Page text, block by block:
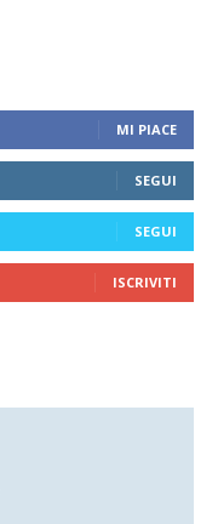
MI PIACE
SEGUI
SEGUI
ISCRIVITI